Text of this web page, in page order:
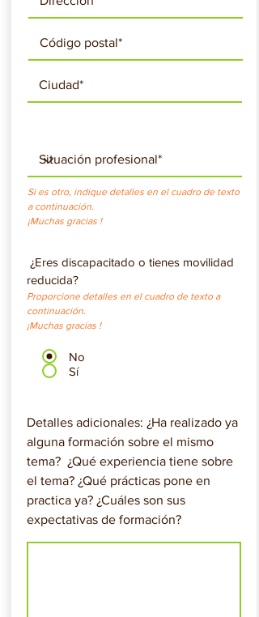
Si es otro, indique detalles en el cuadro de texto
a continuación.
¡Muchas gracias !
¿Eres discapacitado o tienes movilidad
reducida?
Proporcione detalles en el cuadro de texto a
continuación.
¡Muchas gracias !
No
Sí
Detalles adicionales: ¿Ha realizado ya
alguna formación sobre el mismo
tema? ¿Qué experiencia tiene sobre
el tema? ¿Qué prácticas pone en
practica ya? ¿Cuáles son sus
expectativas de formación?